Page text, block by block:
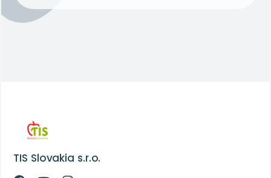
TIS Slovakia s.r.o.